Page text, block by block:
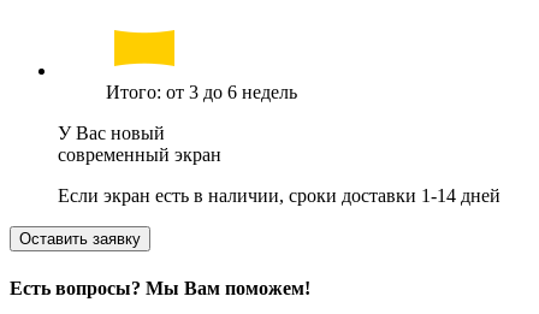
Итого: от 3 до 6 недель
У Вас новый
современный экран
Если экран есть в наличии, сроки доставки 1-14 дней
Оставить заявку
Есть вопросы? Мы Вам поможем!